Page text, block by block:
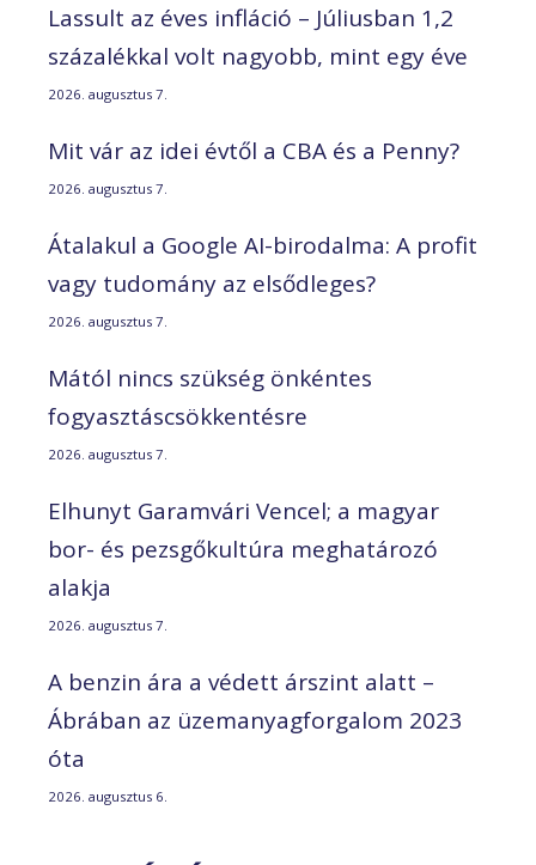
Lassult az éves infláció – Júliusban 1,2
százalékkal volt nagyobb, mint egy éve
2026. augusztus 7.
Mit vár az idei évtől a CBA és a Penny?
2026. augusztus 7.
Átalakul a Google AI-birodalma: A profit
vagy tudomány az elsődleges?
2026. augusztus 7.
Mától nincs szükség önkéntes
fogyasztáscsökkentésre
2026. augusztus 7.
Elhunyt Garamvári Vencel; a magyar
bor- és pezsgőkultúra meghatározó
alakja
2026. augusztus 7.
A benzin ára a védett árszint alatt –
Ábrában az üzemanyagforgalom 2023
óta
2026. augusztus 6.